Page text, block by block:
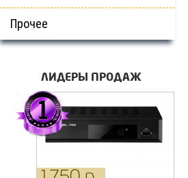
Прочее
ЛИДЕРЫ ПРОДАЖ